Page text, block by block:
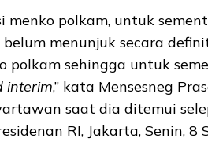
menko polkam, untuk
menunjuk secara
polkam sehingga untuk
interim,” kata Mensesneg
saat dia ditemui
RI, Jakarta, Senin, 8